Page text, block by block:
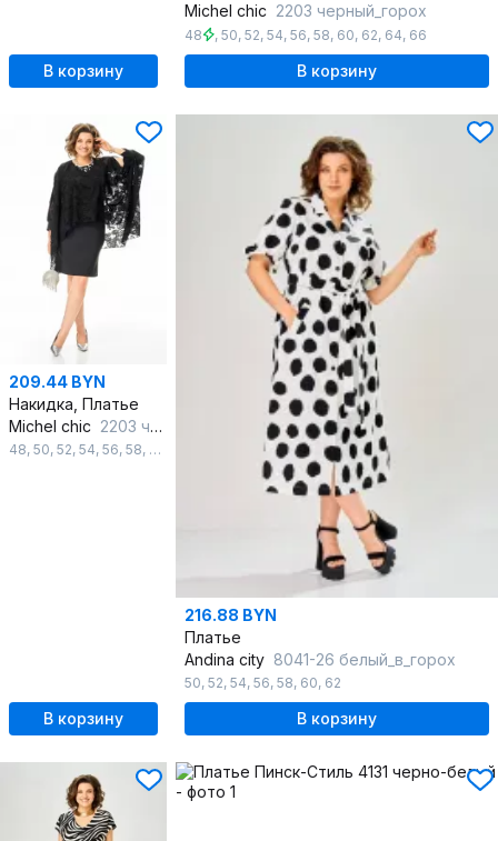
В корзину
Michel chic 2203 черный_горох
48 , 50, 52, 54, 56, 58, 60, 62, 64, 66
В корзину
209.44 BYN
Накидка, Платье
Michel chic 2203 черный
48, 50, 52, 54, 56, 58, 60
В корзину
216.88 BYN
Платье
Andina city 8041-26 белый_в_горох
50, 52, 54, 56, 58, 60, 62
В корзину